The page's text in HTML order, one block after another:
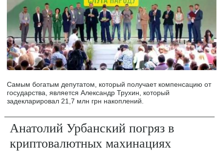
Самым богатым депутатом, который получает компенсацию от
государства, является Александр Трухин, который
задекларировал 21,7 млн грн накоплений.
Анатолий Урбанский погряз в
криптовалютных махинациях